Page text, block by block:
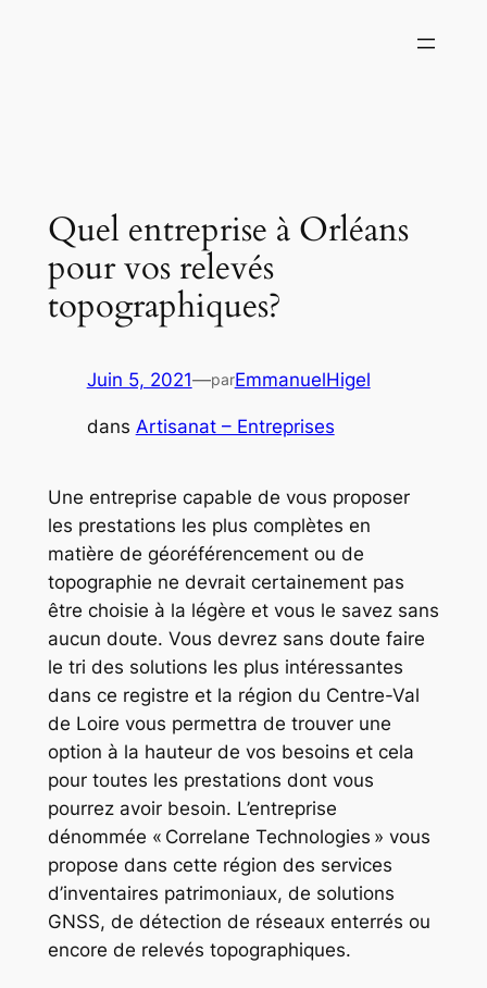
Quel entreprise à Orléans
pour vos relevés
topographiques?
Juin 5, 2021—parEmmanuelHigel
dans Artisanat – Entreprises
Une entreprise capable de vous proposer
les prestations les plus complètes en
matière de géoréférencement ou de
topographie ne devrait certainement pas
être choisie à la légère et vous le savez sans
aucun doute. Vous devrez sans doute faire
le tri des solutions les plus intéressantes
dans ce registre et la région du Centre-Val
de Loire vous permettra de trouver une
option à la hauteur de vos besoins et cela
pour toutes les prestations dont vous
pourrez avoir besoin. L’entreprise
dénommée « Correlane Technologies » vous
propose dans cette région des services
d’inventaires patrimoniaux, de solutions
GNSS, de détection de réseaux enterrés ou
encore de relevés topographiques.